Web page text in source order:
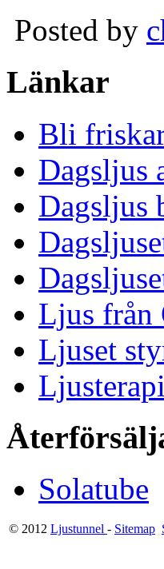
Posted by
Länkar
Bli
Dagsljus
Dagsljus
Ljus från
Ljuset
Solatube
© 2012 Ljustunnel - Sitemap